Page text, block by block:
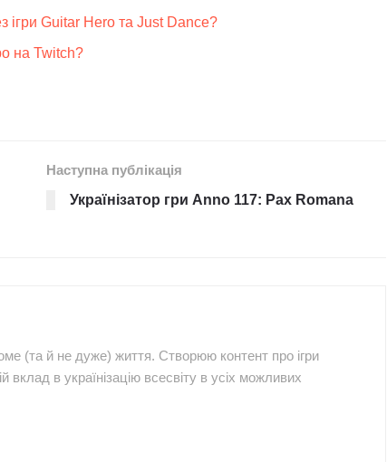
ігри Guitar Hero та Just Dance?
на Twitch?
Наступна публікація
Українізатор гри Anno 117: Pax Romana
(та й не дуже) життя. Створюю контент про ігри
вклад в українізацію всесвіту в усіх можливих